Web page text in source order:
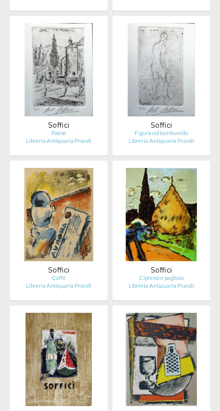
Soffici
Paese
Libreria Antiquaria Prandi
Soffici
Figura col tamburello
Libreria Antiquaria Prandi
Soffici
Caffè
Libreria Antiquaria Prandi
Soffici
Cipressi e pagliaio
Libreria Antiquaria Prandi